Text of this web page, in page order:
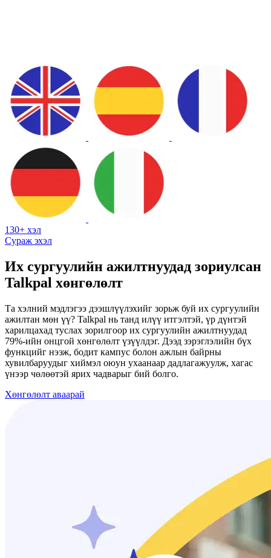
130+ хэл
Сураж эхэл
Их сургуулийн ажилтнуудад зориулсан
Talkpal хөнгөлөлт
Та хэлний мэдлэгээ дээшлүүлэхийг зорьж буй их сургуулийн
ажилтан мөн үү? Talkpal нь танд илүү итгэлтэй, үр дүнтэй
харилцахад туслах зорилгоор их сургуулийн ажилтнуудад
79%-ийн онцгой хөнгөлөлт үзүүлдэг. Дээд зэрэглэлийн бүх
функцийг нээж, бодит кампус болон ажлын байрны
хувилбаруудыг хиймэл оюун ухаанаар дадлагажуулж, хагас
үнээр чөлөөтэй ярих чадварыг бий болго.
Хөнгөлөлт аваарай